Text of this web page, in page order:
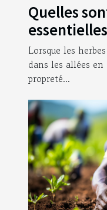
Quelles
les herbes
vos allées
Lorsque les
dans les allées
propreté...